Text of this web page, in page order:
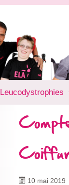
10 mai 2019